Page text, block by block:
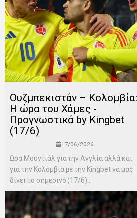
Ουζμπεκιστάν – Κολομβία:
Η ώρα του Χάμες -
Προγνωστικά by Kingbet
(17/6)
17/06/2026
Ώρα Μουντιάλ για την Αγγλία αλλά και
για την Κολομβία με την Kingbet να μας
δίνει το σημερινό (17/6)...